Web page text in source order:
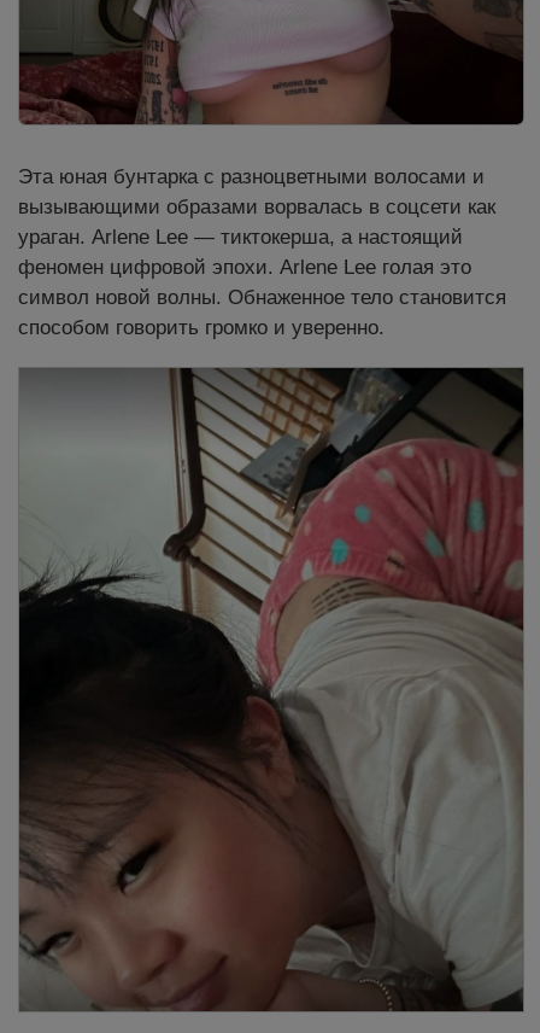
Эта юная бунтарка с разноцветными волосами и
вызывающими образами ворвалась в соцсети как
ураган. Arlene Lee — тиктокерша, а настоящий
феномен цифровой эпохи. Arlene Lee голая это
символ новой волны. Обнаженное тело становится
способом говорить громко и уверенно.